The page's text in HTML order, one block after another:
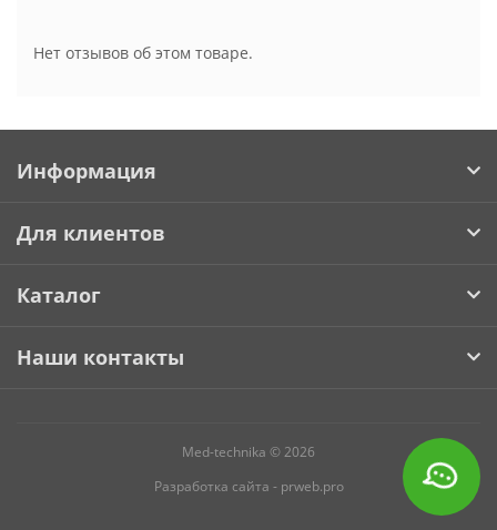
Нет отзывов об этом товаре.
Информация
Для клиентов
Каталог
Наши контакты
Med-technika © 2026
Разработка сайта - prweb.pro